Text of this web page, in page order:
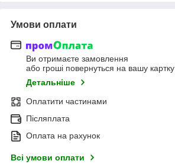
Умови оплати
Ви отримаєте замовлення
або гроші повернуться на вашу картку
Детальніше
Оплатити частинами
Післяплата
Оплата на рахунок
Всі умови оплати